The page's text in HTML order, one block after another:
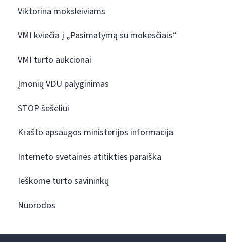
Viktorina moksleiviams
VMI kviečia į „Pasimatymą su mokesčiais“
VMI turto aukcionai
Įmonių VDU palyginimas
STOP šešėliui
Krašto apsaugos ministerijos informacija
Interneto svetainės atitikties paraiška
Ieškome turto savininkų
Nuorodos